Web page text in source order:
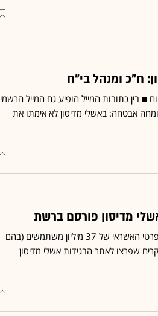
ח"כ ומנהל בי"ח
■ בין כתובות המייל הופיע גם המייל הרשמי
אבטחה: באשלי מדיסון לא אימתו את
מדיסון פורסם ברשת
הפנטזיות הסודיות, פרטיהם האישיים, מספרי הטלפון ופרטי האשראי של 37 מיליון משתמשים (בהם
פרצו לאתר הבגידות אשלי מדיסון